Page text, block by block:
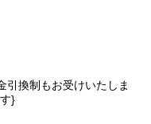
引換制もお受けいたしま
}